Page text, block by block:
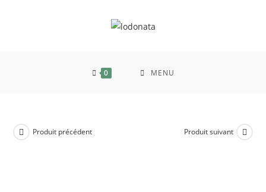
0 MENU
Produit précédent Produit suivant